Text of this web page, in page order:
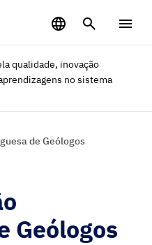
qualidade, inovação
no sistema
de Geólogos
Geólogos